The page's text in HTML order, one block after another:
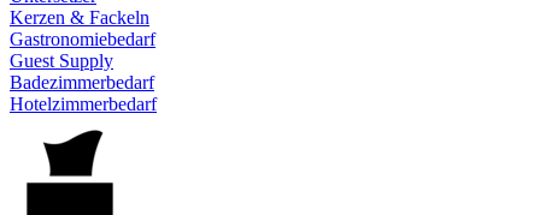
Kerzen & Fackeln
Gastronomiebedarf
Guest Supply
Badezimmerbedarf
Hotelzimmerbedarf